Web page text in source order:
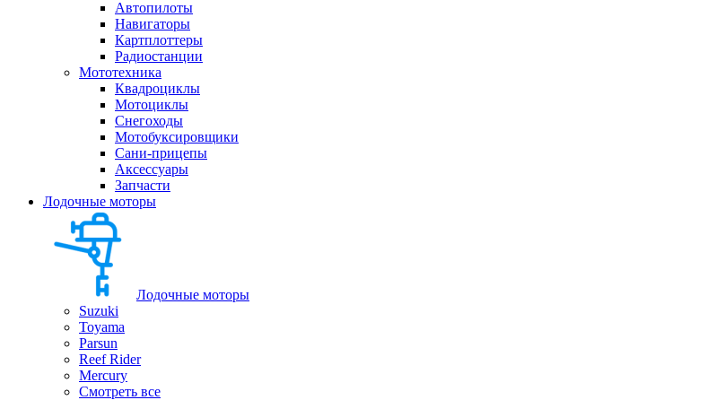
Автопилоты
Навигаторы
Картплоттеры
Радиостанции
Мототехника
Квадроциклы
Мотоциклы
Снегоходы
Мотобуксировщики
Сани-прицепы
Аксессуары
Запчасти
Лодочные моторы
Лодочные моторы
Suzuki
Toyama
Parsun
Reef Rider
Mercury
Смотреть все